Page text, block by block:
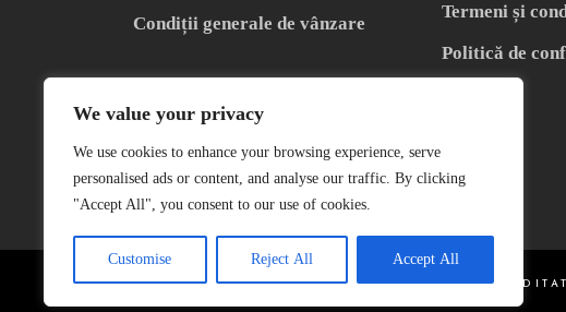
We value your privacy
We use cookies to enhance your browsing experience, serve
personalised ads or content, and analyse our traffic. By clicking
"Accept All", you consent to our use of cookies.
Customise Reject All Accept All
Condiții generale de vânzare
Termeni și
Politică de
COPYRIGHT © 2004 – 2023 EDITURA